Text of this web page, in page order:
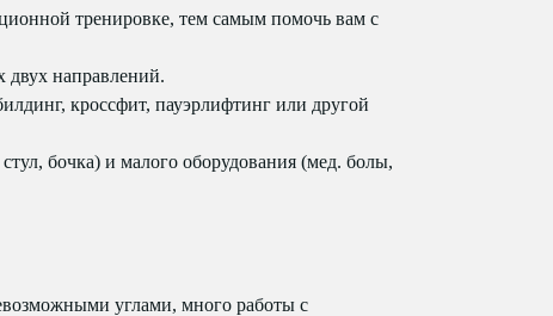
тренировке, тем самым помочь вам с
двух направлений.
кроссфит, пауэрлифтинг или другой
бочка) и малого оборудования (мед. болы,
углами, много работы с